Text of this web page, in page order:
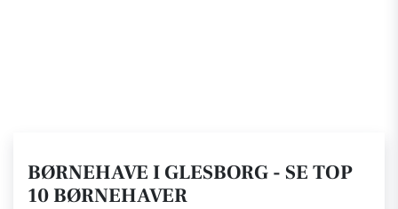
BØRNEHAVE I GLESBORG - SE TOP
10 BØRNEHAVER